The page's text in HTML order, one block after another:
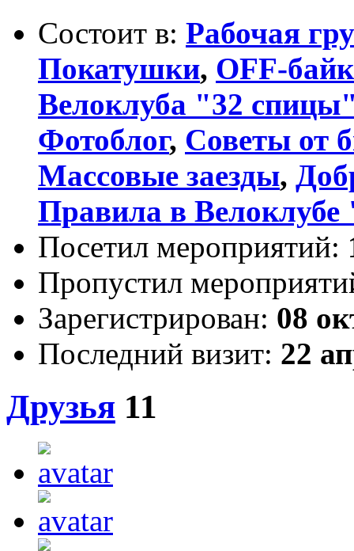
Состоит в: Рабочая
Покатушки, OFF-байк
Велоклуба "32
Фотоблог, Советы от
Массовые заезды,
Правила в
Посетил мероприятий:
Пропустил
Зарегистрирован: 08
Последний визит: 22
Друзья 11